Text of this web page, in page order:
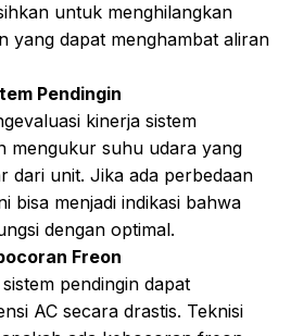
untuk menghilangkan
yang dapat menghambat aliran
Pendingin
kinerja sistem
mengukur suhu udara yang
dari unit. Jika ada perbedaan
bisa menjadi indikasi bahwa
dengan optimal.
Freon
pendingin dapat
AC secara drastis. Teknisi